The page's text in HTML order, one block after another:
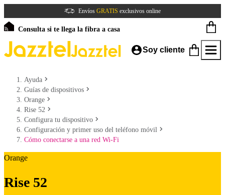
Envíos GRATIS exclusivos online
Consulta si te llega la fibra a casa
Soy cliente
Ayuda
Guías de dispositivos
Orange
Rise 52
Configura tu dispositivo
Configuración y primer uso del teléfono móvil
Cómo conectarse a una red Wi-Fi
Orange
Rise 52